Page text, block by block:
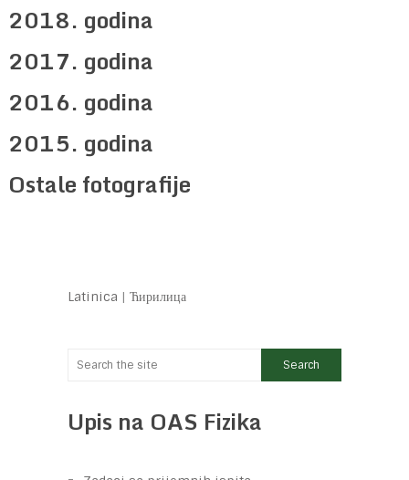
2018. godina
2017. godina
2016. godina
2015. godina
Ostale fotografije
Latinica | Ћирилица
Upis na OAS Fizika